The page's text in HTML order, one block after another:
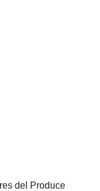
del Produce